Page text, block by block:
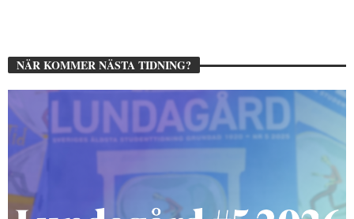
NÄR KOMMER NÄSTA TIDNING?